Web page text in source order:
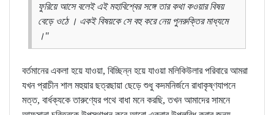
ফুরিয়ে আসে বলেই এই মহাবিশ্বের সঙ্গে তার কথা কওয়ার বিষয়
বেড়ে ওঠে । একই বিষয়কে সে বহু করে নেয় পুনরুক্তির মাধ্যমে
।"
বর্তমানের একলা হয়ে যাওয়া, বিচ্ছিন্ন হয়ে যাওয়া মলিকিউলার পরিবারে আমরা
যখন প্রাচীন শাল মহুয়ার ছত্রছায়া ছেড়ে শুধু কদমনির্জনে রাধাকৃষ্ণযাপনে
মত্ত, বার্ধক্যকে তারুণ্যের পথে বাধা মনে করছি, তখন আমাদের সামনে